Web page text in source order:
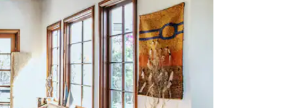
arriba y hacia abajo o explora con el tacto o desliza el dedo.